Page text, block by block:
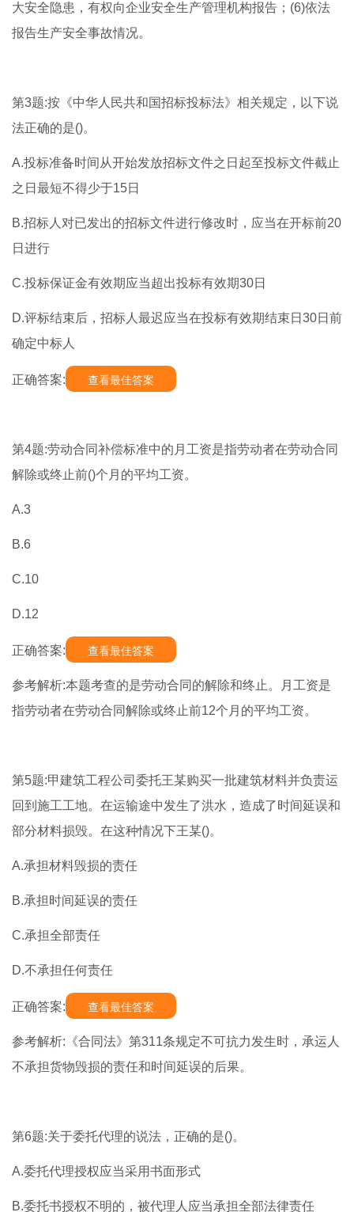
大安全隐患，有权向企业安全生产管理机构报告；(6)依法
报告生产安全事故情况。
第3题:按《中华人民共和国招标投标法》相关规定，以下说
法正确的是()。
A.投标准备时间从开始发放招标文件之日起至投标文件截止
之日最短不得少于15日
B.招标人对已发出的招标文件进行修改时，应当在开标前20
日进行
C.投标保证金有效期应当超出投标有效期30日
D.评标结束后，招标人最迟应当在投标有效期结束日30日前
确定中标人
正确答案: 查看最佳答案
第4题:劳动合同补偿标准中的月工资是指劳动者在劳动合同
解除或终止前()个月的平均工资。
A.3
B.6
C.10
D.12
正确答案: 查看最佳答案
参考解析:本题考查的是劳动合同的解除和终止。月工资是
指劳动者在劳动合同解除或终止前12个月的平均工资。
第5题:甲建筑工程公司委托王某购买一批建筑材料并负责运
回到施工工地。在运输途中发生了洪水，造成了时间延误和
部分材料损毁。在这种情况下王某()。
A.承担材料毁损的责任
B.承担时间延误的责任
C.承担全部责任
D.不承担任何责任
正确答案: 查看最佳答案
参考解析:《合同法》第311条规定不可抗力发生时，承运人
不承担货物毁损的责任和时间延误的后果。
第6题:关于委托代理的说法，正确的是()。
A.委托代理授权应当采用书面形式
B.委托书授权不明的，被代理人应当承担全部法律责任